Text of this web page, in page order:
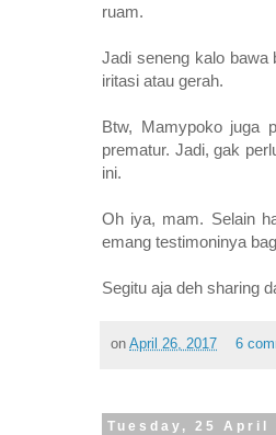
ruam.
Jadi seneng kalo bawa
iritasi atau gerah.
Btw, Mamypoko juga
prematur. Jadi, gak
ini.
Oh iya, mam. Selain
emang testimoninya
Segitu aja deh sharing
on April 26, 2017 6
Tuesday, 25 April